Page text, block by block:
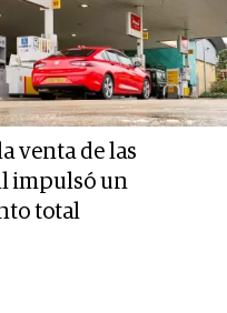
venta de las
impulsó un
total